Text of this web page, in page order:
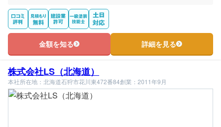
金額を知る 詳細を見る
株式会社LS（北海道）
本社所在地：北海道石狩市花川東472番84創業：2011年9月